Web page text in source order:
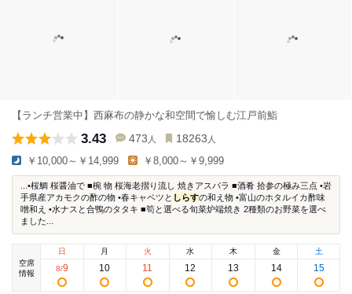
【ランチ営業中】西麻布の静かな和空間で愉しむ江戸前鮨
3.43 473 人 18263 人
￥10,000～￥14,999 ￥8,000～￥9,999
...•桜鯛 桜醤油で ■椀 物 桜海老摺り流し 焼きアスパラ ■酒肴 拾参の極み三点 •岩
手県産アカモクの酢の物 •春キャベツと しらすの和え物 •富山のホタルイカ酢味
噌和え •水ナスと合鴨のタタキ ■筍と選べる旬菜炉端焼き 2種類のお野菜を選べ
ました...
空席
情報
日
8/9
月
10
火
11
水
12
木
13
金
14
土
15